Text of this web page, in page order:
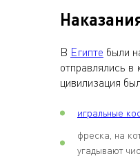
В Египте были
отправлялись в
цивилизация
игральные
фреска, на
угадывают